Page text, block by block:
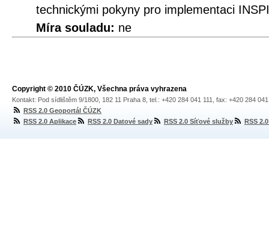
technickými pokyny pro implementaci
Míra souladu: ne
Copyright © 2010 ČÚZK, Všechna práva vyhrazena
Kontakt: Pod sídlištěm 9/1800, 182 11 Praha 8, tel.: +420 284 041 111, fax: +420 284
RSS 2.0 Geoportál ČÚZK
RSS 2.0 Aplikace
RSS 2.0 Datové sady RSS 2.0 Síťové služby RSS